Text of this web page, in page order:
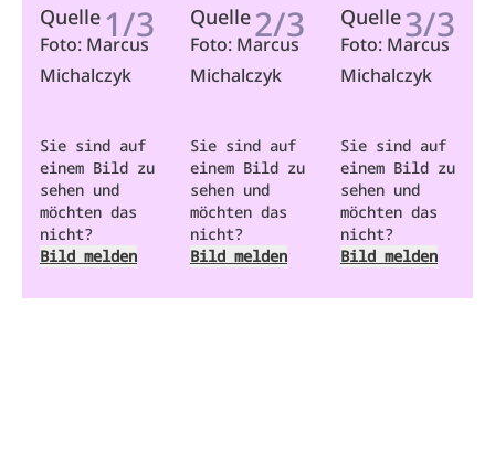
1/3
Quelle
Foto: Marcus
Michalczyk
Sie sind auf
einem Bild zu
sehen und
möchten das
nicht?
Bild melden
2/3
Quelle
Foto: Marcus
Michalczyk
Sie sind auf
einem Bild zu
sehen und
möchten das
nicht?
Bild melden
3/3
Quelle
Foto: Marcus
Michalczyk
Sie sind auf
einem Bild zu
sehen und
möchten das
nicht?
Bild melden